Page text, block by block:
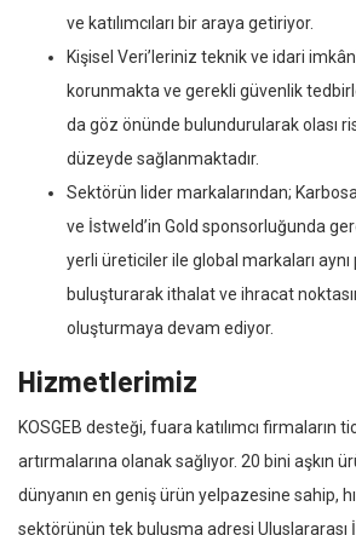
ve katılımcıları bir araya getiriyor.
Kişisel Veri’leriniz teknik ve idari
korunmakta ve gerekli güvenlik
da göz önünde bulundurularak olası
düzeyde sağlanmaktadır.
Sektörün lider markalarından;
ve İstweld’in Gold sponsorluğunda
yerli üreticiler ile global markaları
buluşturarak ithalat ve ihracat
oluşturmaya devam ediyor.
Hizmetlerimiz
KOSGEB desteği, fuara katılımcı firmaların
artırmalarına olanak sağlıyor. 20 bini aşkın
dünyanın en geniş ürün yelpazesine sahip,
sektörünün tek buluşma adresi Uluslararası